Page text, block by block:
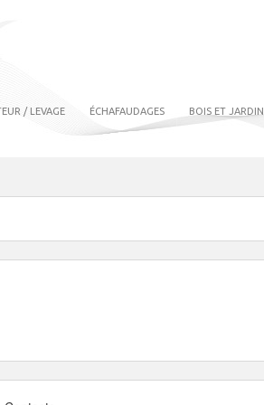
/ LEVAGE ÉCHAFAUDAGES BOIS ET JARDIN